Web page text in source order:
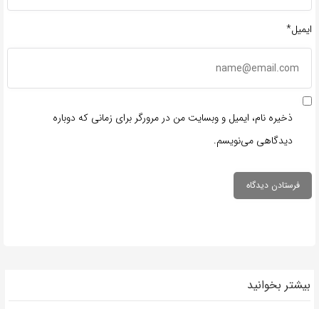
ایمیل*
ذخیره نام، ایمیل و وبسایت من در مرورگر برای زمانی که دوباره
دیدگاهی می‌نویسم.
بیشتر بخوانید